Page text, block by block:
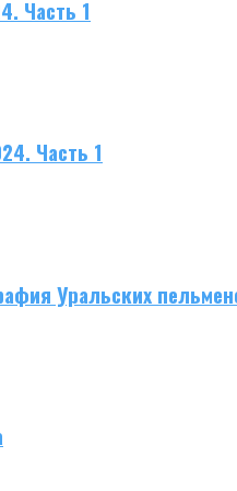
Часть 1
Часть 1
Уральских